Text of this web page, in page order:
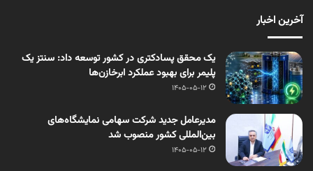
آخرین اخبار
یک محقق پسادکتری در کشور توسعه داد: سنتز یک
پلیمر برای بهبود عملکرد ابرخازن‌ها
1405-05-12
مدیرعامل جدید شرکت سهامی نمایشگاه‌های
بین‌المللی کشور منصوب شد
1405-05-12